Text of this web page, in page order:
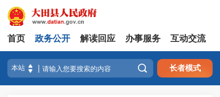
首页 政务公开 解读回应 办事服务 互动交流
 长者模式